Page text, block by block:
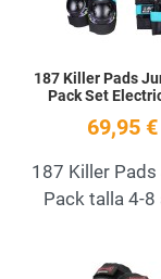
187 Killer Pads
Pack Set
69,95 €
187 Killer
Pack talla 4-8